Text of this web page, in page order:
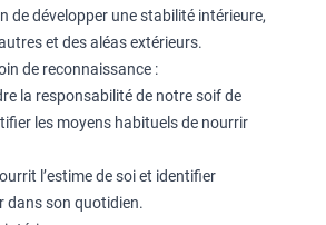
de développer une stabilité intérieure,
et des aléas extérieurs.
de reconnaissance :
la responsabilité de notre soif de
les moyens habituels de nourrir
l’estime de soi et identifier
dans son quotidien.